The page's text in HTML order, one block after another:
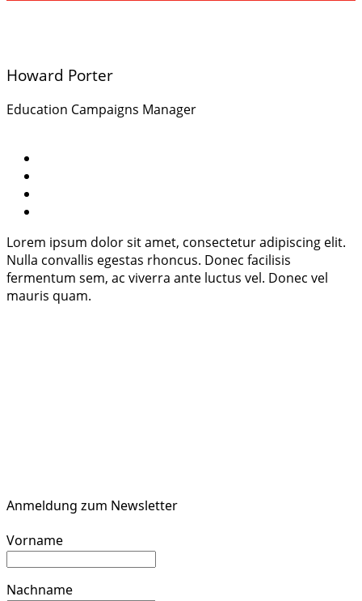
Howard Porter
Education Campaigns Manager
Lorem ipsum dolor sit amet, consectetur adipiscing elit.
Nulla convallis egestas rhoncus. Donec facilisis
fermentum sem, ac viverra ante luctus vel. Donec vel
mauris quam.
Anmeldung zum Newsletter
Vorname
Nachname